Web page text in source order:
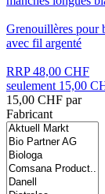
Grenouillères pour
avec fil argenté
RRP 48,00 CHF
seulement 15,00
15,00 CHF par
Fabricant